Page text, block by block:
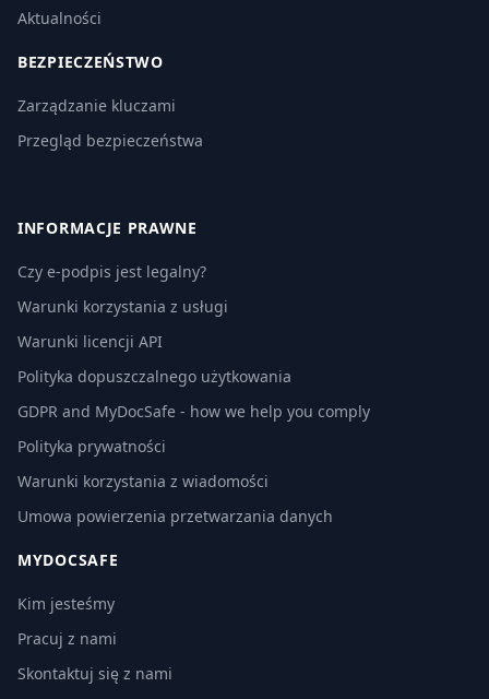
Aktualności
BEZPIECZEŃSTWO
Zarządzanie kluczami
Przegląd bezpieczeństwa
INFORMACJE PRAWNE
Czy e-podpis jest legalny?
Warunki korzystania z usługi
Warunki licencji API
Polityka dopuszczalnego użytkowania
GDPR and MyDocSafe - how we help you comply
Polityka prywatności
Warunki korzystania z wiadomości
Umowa powierzenia przetwarzania danych
MYDOCSAFE
Kim jesteśmy
Pracuj z nami
Skontaktuj się z nami